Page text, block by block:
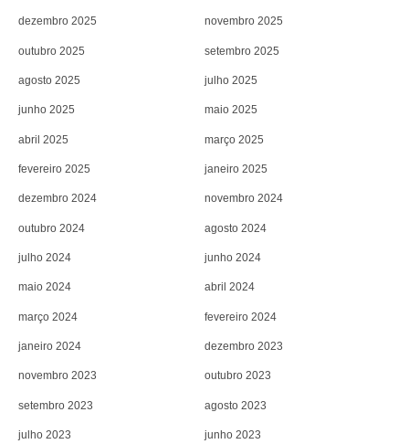
dezembro 2025 novembro 2025
outubro 2025 setembro 2025
agosto 2025 julho 2025
junho 2025 maio 2025
abril 2025 março 2025
fevereiro 2025 janeiro 2025
dezembro 2024 novembro 2024
outubro 2024 agosto 2024
julho 2024 junho 2024
maio 2024 abril 2024
março 2024 fevereiro 2024
janeiro 2024 dezembro 2023
novembro 2023 outubro 2023
setembro 2023 agosto 2023
julho 2023 junho 2023